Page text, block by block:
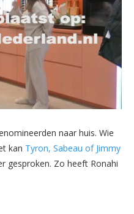
naar huis. Wie
kan Tyron, Sabeau of Jimmy
gesproken. Zo heeft Ronahi